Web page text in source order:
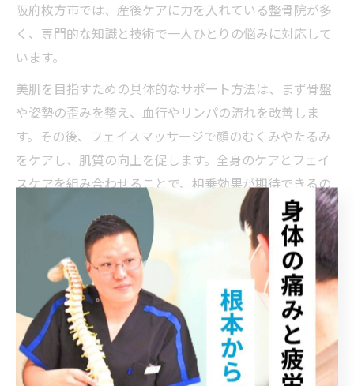
阪府枚方市では、産後ケアに力を入れている整骨院が多
く、専門的な知識と技術で一人ひとりの悩みに対応して
います。
美肌を目指すための具体的なサポート方法は、まず骨盤
や姿勢の歪みを整え、血行やリンパの流れを改善しま
す。その後、フェイスマッサージで顔のむくみやたるみ
をケアし、肌質の向上を促します。全身のケアとフェイ
スケアを組み合わせることで、相乗効果が期待できるの
施術を受ける際は、施術者の資格や経験を確認し、事前
に体調や肌の状態をしっかり相談しましょう。また、赤
ちゃん連れでも対応可能な施設や、プライバシーに配慮
した個室の有無もチェックポイントです。利用者からは
「身体全体が軽くなり、肌の調子も良くなった」「スタ
ッフが丁寧で安心して任せられた」といった満足の声が
聞かれます。